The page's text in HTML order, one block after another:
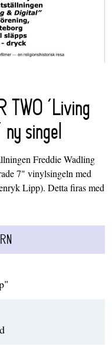
TWO ‘Living
singel
Freddie Wadling
7" vinylsingeln med
Lipp). Detta firas med